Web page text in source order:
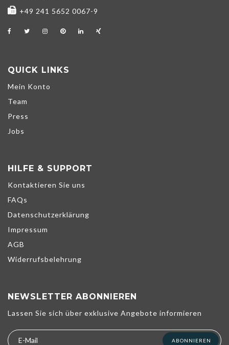
+49 241 5652 0067-9
QUICK LINKS
Mein Konto
Team
Press
Jobs
HILFE & SUPPORT
Kontaktieren Sie uns
FAQs
Datenschutzerklärung
Impressum
AGB
Widerrufsbelehrung
NEWSLETTER ABONNIEREN
Lassen Sie sich über exklusive Angebote informieren
ABONNIEREN
persönliche Angebote zu unterbreiten und Ihr Erlebnis zu
optimieren. Wenn Sie die unten aufgeführten optionalen Cookies
nicht akzeptieren, kann dies Ihr Erlebnis beeinträchtigen. Weitere